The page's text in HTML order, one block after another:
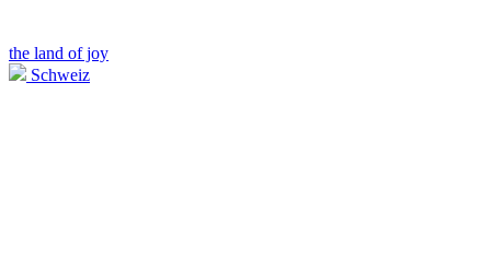
the land of joy
Schweiz